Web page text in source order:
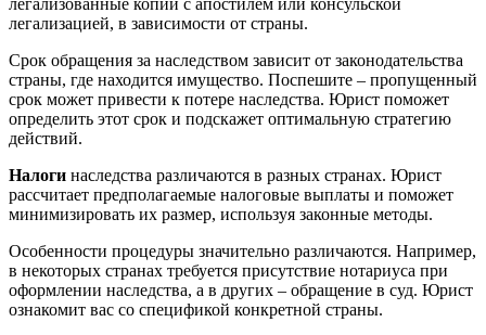
легализацией, в зависимости от страны.
Срок обращения за наследством зависит от законодательства
страны, где находится имущество. Поспешите – пропущенный
срок может привести к потере наследства. Юрист поможет
определить этот срок и подскажет оптимальную стратегию
действий.
Налоги наследства различаются в разных странах. Юрист
рассчитает предполагаемые налоговые выплаты и поможет
минимизировать их размер, используя законные методы.
Особенности процедуры значительно различаются. Например,
в некоторых странах требуется присутствие нотариуса при
оформлении наследства, а в других – обращение в суд. Юрист
ознакомит вас со спецификой конкретной страны.